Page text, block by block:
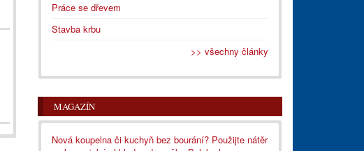
Práce se dřevem
Stavba krbu
>> všechny články
MAGAZÍN
Nová koupelna či kuchyň bez bourání? Použijte nátěr